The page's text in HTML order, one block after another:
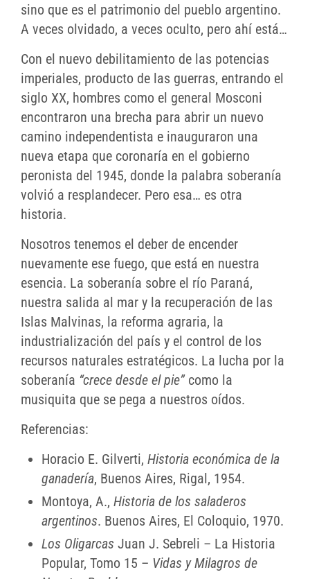
sino que es el patrimonio del pueblo argentino.
A veces olvidado, a veces oculto, pero ahí está…
Con el nuevo debilitamiento de las potencias
imperiales, producto de las guerras, entrando el
siglo XX, hombres como el general Mosconi
encontraron una brecha para abrir un nuevo
camino independentista e inauguraron una
nueva etapa que coronaría en el gobierno
peronista del 1945, donde la palabra soberanía
volvió a resplandecer. Pero esa… es otra
historia.
Nosotros tenemos el deber de encender
nuevamente ese fuego, que está en nuestra
esencia. La soberanía sobre el río Paraná,
nuestra salida al mar y la recuperación de las
Islas Malvinas, la reforma agraria, la
industrialización del país y el control de los
recursos naturales estratégicos. La lucha por la
soberanía “crece desde el pie”como la
musiquita que se pega a nuestros oídos.
Referencias:
Horacio E. Gilverti, Historia económica de la
ganadería, Buenos Aires, Rigal, 1954.
Montoya, A., Historia de los saladeros
argentinos. Buenos Aires, El Coloquio, 1970.
Los Oligarcas Juan J. Sebreli – La Historia
Popular, Tomo 15 – Vidas y Milagros de